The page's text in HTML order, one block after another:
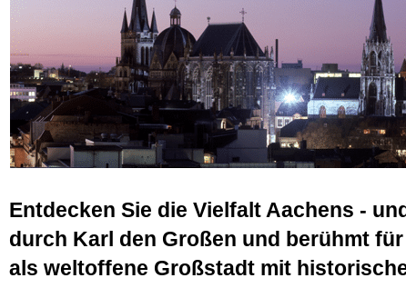
Entdecken Sie die Vielfalt Aachens -
durch Karl den Großen und berühmt
als weltoffene Großstadt mit